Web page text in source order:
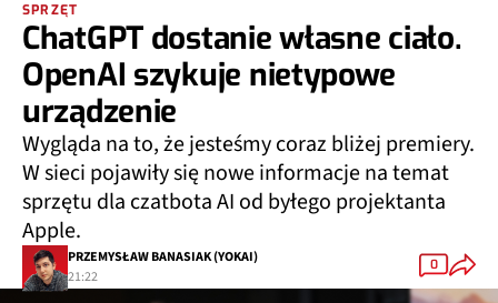
SPRZĘT
ChatGPT dostanie własne ciało.
OpenAI szykuje nietypowe
urządzenie
Wygląda na to, że jesteśmy coraz bliżej premiery.
W sieci pojawiły się nowe informacje na temat
sprzętu dla czatbota AI od byłego projektanta
Apple.
PRZEMYSŁAW BANASIAK (YOKAI)
21:22
0